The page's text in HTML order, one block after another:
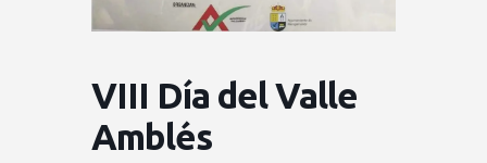
VIII Día del Valle
Amblés